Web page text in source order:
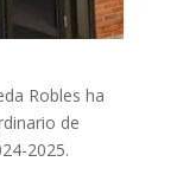
Robles ha
de
2025.